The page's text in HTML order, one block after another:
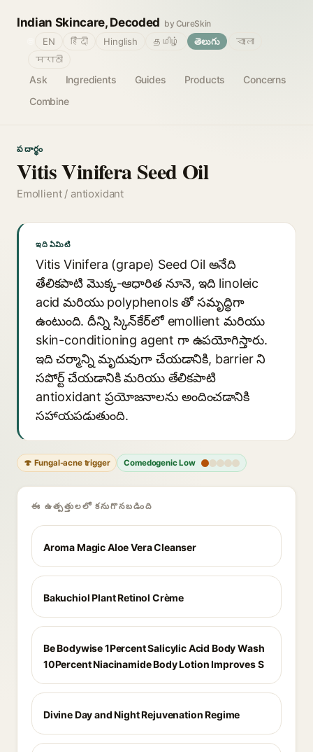
Indian Skincare, Decoded by CureSkin
Ask Ingredients Guides Products
Concerns
Combine
EN हिंदी Hinglish தமிழ் తెలుగు
বাংলা
मराठी
పదార్థం
Vitis Vinifera Seed Oil
Emollient / antioxidant
ఇది ఏమిటి
Vitis Vinifera (grape) Seed Oil అనేది
తేలికపాటి మొక్క-ఆధారిత నూనె, ఇది linoleic
acid మరియు polyphenols తో సమృద్ధిగా
ఉంటుంది. దీన్ని స్కిన్‌కేర్‌లో emollient మరియు
skin-conditioning agent గా ఉపయోగిస్తారు.
ఇది చర్మాన్ని మృదువుగా చేయడానికి, barrier ని
సపోర్ట్ చేయడానికి మరియు తేలికపాటి
antioxidant ప్రయోజనాలను అందించడానికి
సహాయపడుతుంది.
🍄 Fungal-acne trigger Comedogenic Low
ఈ ఉత్పత్తులలో కనుగొనబడింది
Aroma Magic Aloe Vera Cleanser
Bakuchiol Plant Retinol Crème
Be Bodywise 1Percent Salicylic Acid Body Wash
10Percent Niacinamide Body Lotion Improves S
Divine Day and Night Rejuvenation Regime